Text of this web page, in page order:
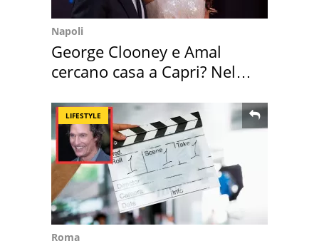
Napoli
George Clooney e Amal
cercano casa a Capri? Nel
LIFESTYLE
Roma